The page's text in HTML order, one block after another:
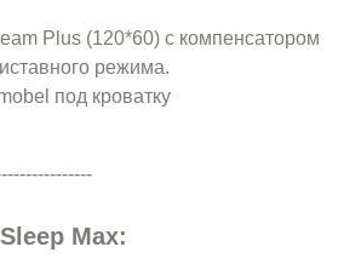
Plus (120*60) с компенсатором
режима.
под кроватку
Max: